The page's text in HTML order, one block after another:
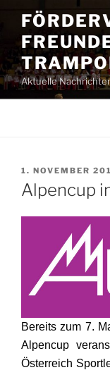
Inhalt
springen
Aktuelle
AM
1. NOVEMBER
Alpencup
Bereits zum 7.
Alpencup
Österreich